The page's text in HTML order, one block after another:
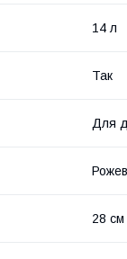
14 л
Так
Для
28 см